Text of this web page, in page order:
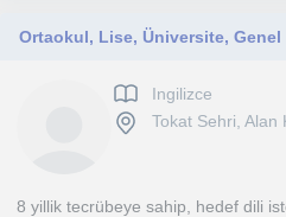
Ingilizce
Tokat Sehri, Alan
8 yillik tecrübeye sahip, hedef dili